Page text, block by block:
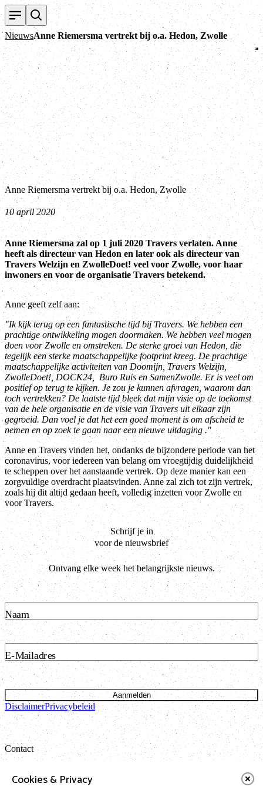
Cookies & Privacy
NieuwsAnne Riemersma vertrekt bij o.a. Hedon, Zwolle
Anne Riemersma vertrekt bij o.a. Hedon, Zwolle
10 april 2020
Anne Riemersma zal op 1 juli 2020 Travers verlaten. Anne
heeft als directeur van Hedon en later ook als directeur van
Travers Welzijn en ZwolleDoet! veel voor Zwolle, voor haar
inwoners en voor de organisatie Travers betekend.
Anne geeft zelf aan:
"Ik kijk terug op een fantastische tijd bij Travers. We hebben een
prachtige ontwikkeling mogen doormaken. We hebben veel mogen
doen voor Zwolle en omstreken. De sterke groei van Hedon, die
tegelijk een sterke maatschappelijke footprint kreeg. De prachtige
maatschappelijke activiteiten van Doomijn, Travers Welzijn,
ZwolleDoet!, DOCK24, Buro Ruis en SamenZwolle. Er is veel om
positief op terug te kijken. Je zou je kunnen afvragen, waarom dan
toch vertrekken? De laatste tijd bleek dat mijn visie op de toekomst
van de hele organisatie en de visie van Travers uit elkaar zijn
gegroeid. Dan voel je dat het een goed moment is om afscheid te
nemen en op zoek te gaan naar een nieuwe uitdaging ."
Anne en Travers vinden het, ondanks de bijzondere periode van het
coronavirus, voor iedereen van belang om vroegtijdig duidelijkheid
te scheppen over het aanstaande vertrek. Op deze manier kan een
zorgvuldige overdracht plaatsvinden. Anne zal zich tot zijn vertrek,
zoals hij dit altijd gedaan heeft, volledig inzetten voor Zwolle en
voor Travers.
Schrijf je in
voor de nieuwsbrief
Ontvang elke week het belangrijkste nieuws.
Naam
E-Mailadres
Aanmelden
DisclaimerPrivacybeleid
Contact
Bataviastraat 24 unit 1.13